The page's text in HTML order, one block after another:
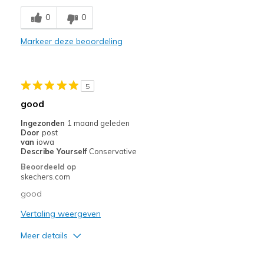
Beste toepassingen
Special Occasions
View On Shoes
Shoes are for Wearing
0 0
Markeer deze beoordeling
5
good
Ingezonden 1 maand geleden
Door post
van iowa
Describe Yourself Conservative
Beoordeeld op
skechers.com
good
Vertaling weergeven
Meer details